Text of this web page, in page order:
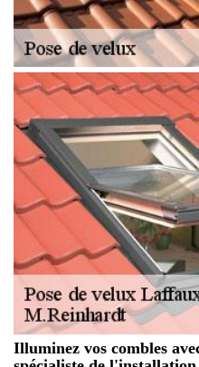
Illuminez vos combles